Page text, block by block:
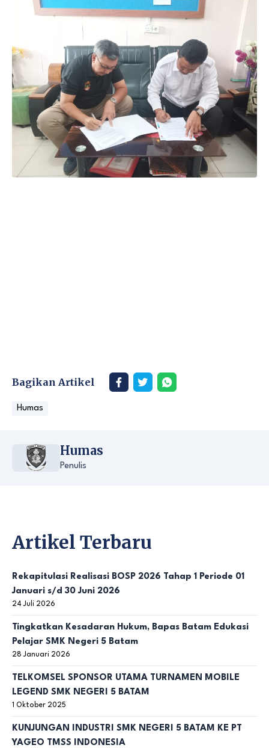
Bagikan Artikel
Humas
Humas
Penulis
Artikel Terbaru
Rekapitulasi Realisasi BOSP 2026 Tahap 1 Periode 01
Januari s/d 30 Juni 2026
24 Juli 2026
Tingkatkan Kesadaran Hukum, Bapas Batam Edukasi
Pelajar SMK Negeri 5 Batam
28 Januari 2026
TELKOMSEL SPONSOR UTAMA TURNAMEN MOBILE
LEGEND SMK NEGERI 5 BATAM
1 Oktober 2025
KUNJUNGAN INDUSTRI SMK NEGERI 5 BATAM KE PT
YAGEO TMSS INDONESIA